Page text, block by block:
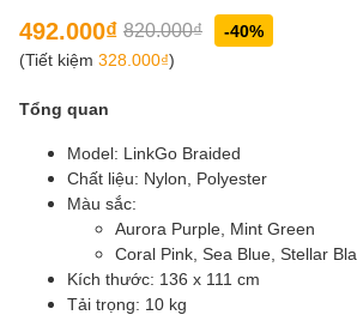
492.000₫ 820.000₫
-40%
(Tiết kiệm 328.000₫)
Tổng quan
Model: LinkGo Braided
Chất liệu: Nylon, Polyester
Màu sắc:
Aurora Purple, Mint Green
Coral Pink, Sea Blue, Stellar
Kích thước: 136 x 111 cm
Tải trọng: 10 kg